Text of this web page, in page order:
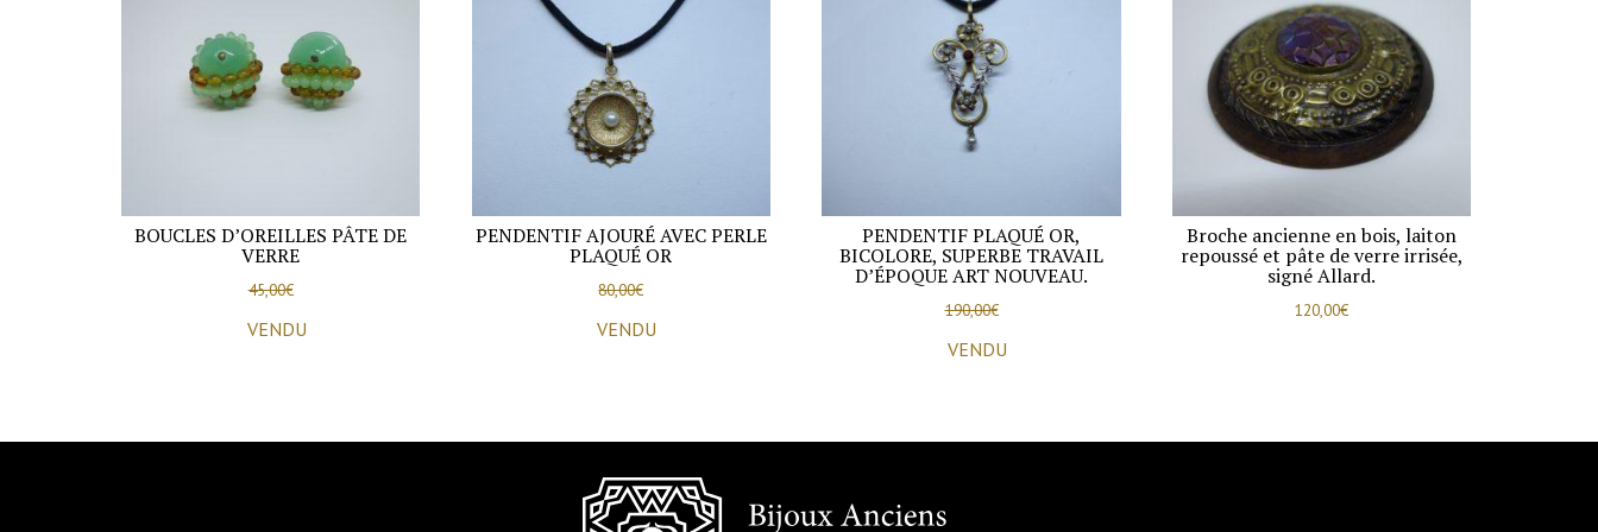
BOUCLES D’OREILLES PÂTE DE
VERRE
45,00€
VENDU
PENDENTIF AJOURÉ AVEC PERLE
PLAQUÉ OR
80,00€
VENDU
PENDENTIF PLAQUÉ OR,
BICOLORE, SUPERBE TRAVAIL
D’ÉPOQUE ART NOUVEAU.
190,00€
VENDU
Broche ancienne en bois, laiton
repoussé et pâte de verre irrisée,
signé Allard.
120,00€